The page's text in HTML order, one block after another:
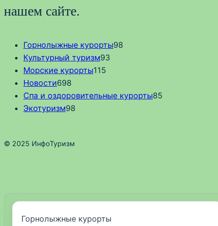
нашем сайте.
Горнолыжные курорты98
Культурный туризм93
Морские курорты115
Новости698
Спа и оздоровительные курорты85
Экотуризм98
© 2025 ИнфоТуризм
Горнолыжные курорты